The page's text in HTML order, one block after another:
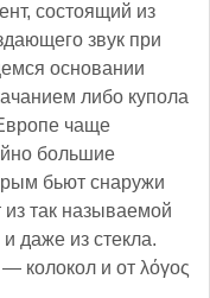
состоящий из
звук при
основании
либо купола
чаще
большие
бьют снаружи
так называемой
даже из стекла.
колокол и от λόγος